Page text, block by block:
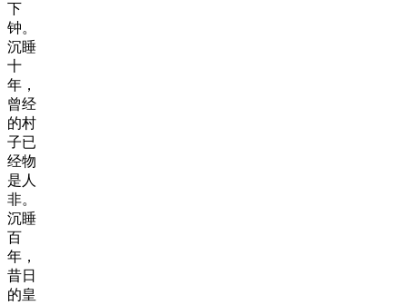
下
钟。
沉睡
十
年，
曾经
的村
子已
经物
是人
非。
沉睡
百
年，
昔日
的皇